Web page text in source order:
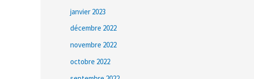
janvier 2023
décembre 2022
novembre 2022
octobre 2022